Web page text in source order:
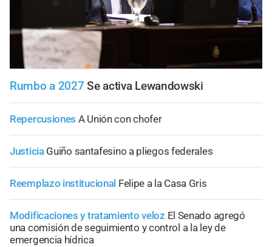
Rumbo a 2027 Se activa Lewandowski
Repercusiones A Unión con chofer
Justicia Guiño santafesino a pliegos federales
Reemplazo institucional Felipe a la Casa Gris
Modificaciones y tratamiento veloz El Senado agregó
una comisión de seguimiento y control a la ley de
emergencia hídrica